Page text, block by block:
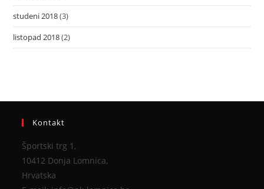
studeni 2018(3)
listopad 2018(2)
Kontakt
Športski trg 1,
10412 Donja Lomnica,
Hrvatska